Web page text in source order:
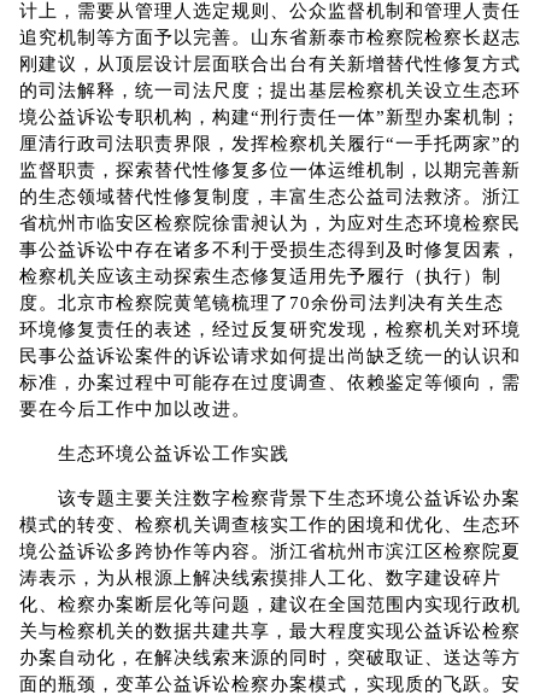
计上，需要从管理人选定规则、公众监督机制和管理人责任
追究机制等方面予以完善。山东省新泰市检察院检察长赵志
刚建议，从顶层设计层面联合出台有关新增替代性修复方式
的司法解释，统一司法尺度；提出基层检察机关设立生态环
境公益诉讼专职机构，构建“刑行责任一体”新型办案机制；
厘清行政司法职责界限，发挥检察机关履行“一手托两家”的
监督职责，探索替代性修复多位一体运维机制，以期完善新
的生态领域替代性修复制度，丰富生态公益司法救济。浙江
省杭州市临安区检察院徐雷昶认为，为应对生态环境检察民
事公益诉讼中存在诸多不利于受损生态得到及时修复因素，
检察机关应该主动探索生态修复适用先予履行（执行）制
度。北京市检察院黄笔镜梳理了70余份司法判决有关生态
环境修复责任的表述，经过反复研究发现，检察机关对环境
民事公益诉讼案件的诉讼请求如何提出尚缺乏统一的认识和
标准，办案过程中可能存在过度调查、依赖鉴定等倾向，需
要在今后工作中加以改进。
生态环境公益诉讼工作实践
该专题主要关注数字检察背景下生态环境公益诉讼办案
模式的转变、检察机关调查核实工作的困境和优化、生态环
境公益诉讼多跨协作等内容。浙江省杭州市滨江区检察院夏
涛表示，为从根源上解决线索摸排人工化、数字建设碎片
化、检察办案断层化等问题，建议在全国范围内实现行政机
关与检察机关的数据共建共享，最大程度实现公益诉讼检察
办案自动化，在解决线索来源的同时，突破取证、送达等方
面的瓶颈，变革公益诉讼检察办案模式，实现质的飞跃。安